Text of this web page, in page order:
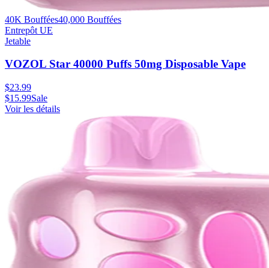
40K Bouffées40,000 Bouffées
Entrepôt UE
Jetable
VOZOL Star 40000 Puffs 50mg Disposable Vape
$23.99
$15.99Sale
Voir les détails